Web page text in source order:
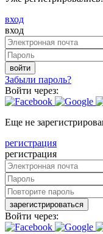
вход
вход
войти
Забыли пароль?
Войти через:
Еще не
регистрация
регистрация
зарегистрироваться
Войти через: